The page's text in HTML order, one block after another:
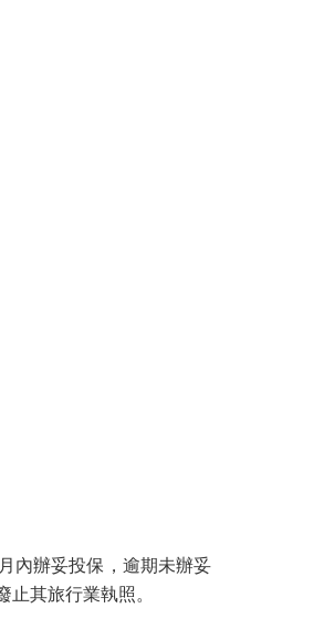
內辦妥投保，逾期未辦妥
止其旅行業執照。